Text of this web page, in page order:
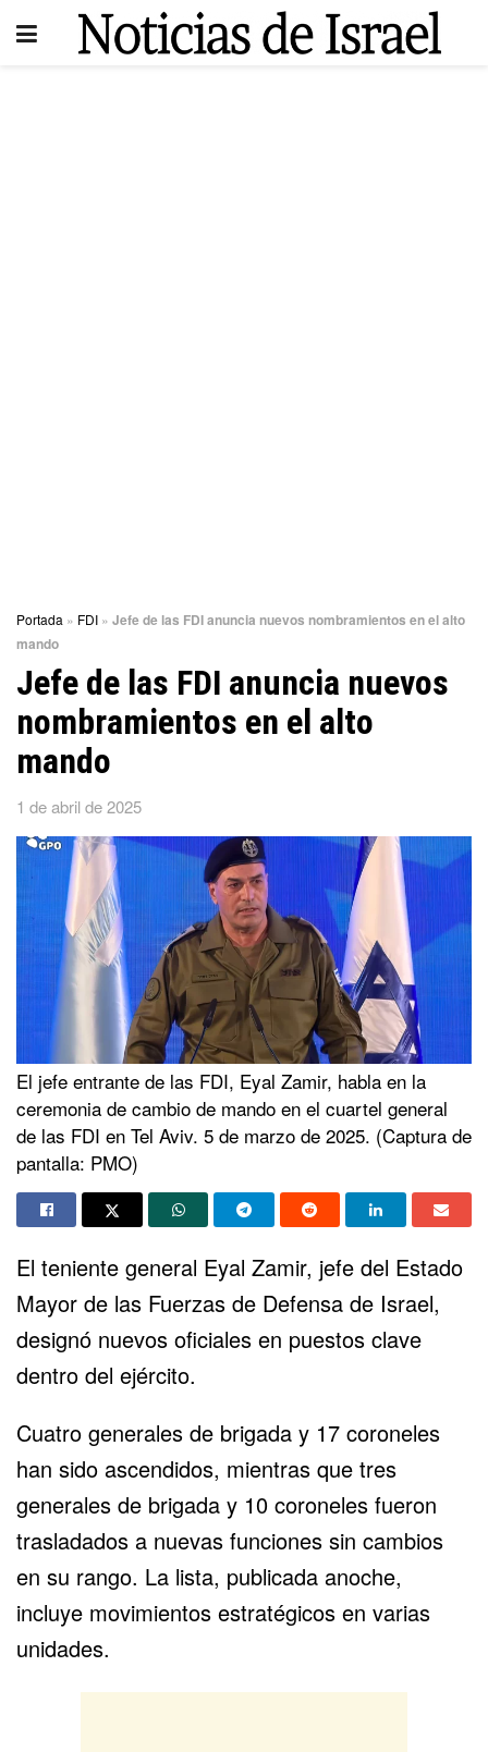
Portada » FDI » Jefe de las FDI anuncia nuevos nombramientos en el alto
mando
Jefe de las FDI anuncia nuevos
nombramientos en el alto
mando
1 de abril de 2025
El jefe entrante de las FDI, Eyal Zamir, habla en la
ceremonia de cambio de mando en el cuartel general
de las FDI en Tel Aviv. 5 de marzo de 2025. (Captura de
pantalla: PMO)
El teniente general Eyal Zamir, jefe del Estado
Mayor de las Fuerzas de Defensa de Israel,
designó nuevos oficiales en puestos clave
dentro del ejército.
Cuatro generales de brigada y 17 coroneles
han sido ascendidos, mientras que tres
generales de brigada y 10 coroneles fueron
trasladados a nuevas funciones sin cambios
en su rango. La lista, publicada anoche,
incluye movimientos estratégicos en varias
unidades.